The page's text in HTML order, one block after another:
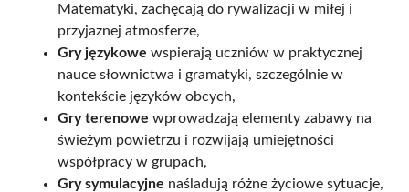
Matematyki, zachęcają do rywalizacji w miłej i
przyjaznej atmosferze,
Gry językowe wspierają uczniów w praktycznej
nauce słownictwa i gramatyki, szczególnie w
kontekście języków obcych,
Gry terenowe wprowadzają elementy zabawy na
świeżym powietrzu i rozwijają umiejętności
współpracy w grupach,
Gry symulacyjne naśladują różne życiowe sytuacje,